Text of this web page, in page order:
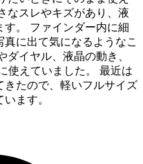
なスレやキズがあり、液
。 ファインダー内に細
に出て気になるようなこ
ダイヤル、液晶の動き、
使えていました。 最近は
たので、軽いフルサイズ
ます。